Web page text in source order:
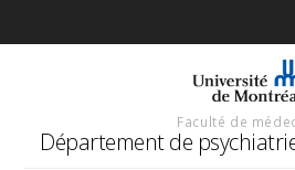
Faculté de
Département de